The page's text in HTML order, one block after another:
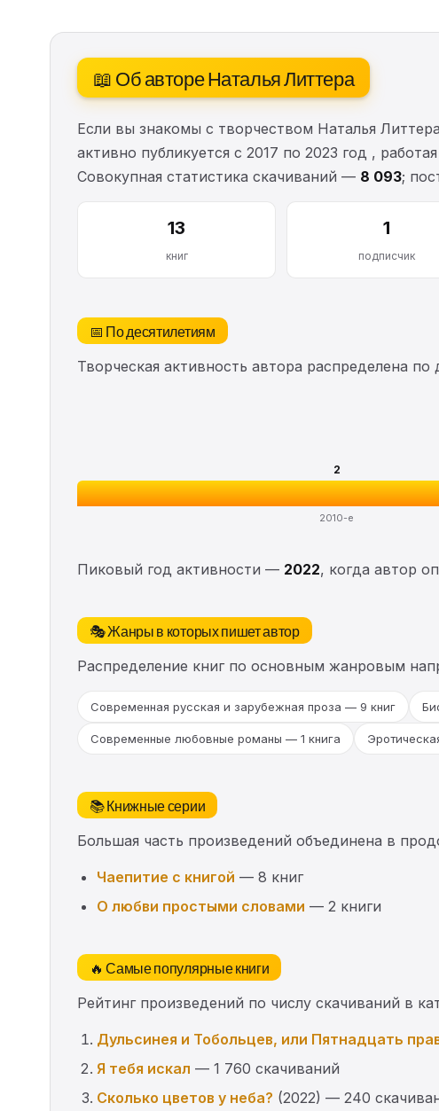
📖 Об авторе Наталья Литтера
Если вы знакомы с творчеством Наталья
активно публикуется с 2017 по 2023 год ,
Совокупная статистика скачиваний — 8 093;
13
книг
1
подписчик
📅 По десятилетиям
Творческая активность автора распределена
2
2010-е
Пиковый год активности — 2022, когда автор
🎭 Жанры в которых пишет автор
Распределение книг по основным жанровым
Современная русская и зарубежная проза — 9 книг
Современные любовные романы — 1 книга
📚 Книжные серии
Большая часть произведений объединена в
Чаепитие с книгой — 8 книг
О любви простыми словами — 2 книги
🔥 Самые популярные книги
Рейтинг произведений по числу скачиваний в
Дульсинея и Тобольцев, или Пятнадцать
Я тебя искал — 1 760 скачиваний
Сколько цветов у неба? (2022) — 240